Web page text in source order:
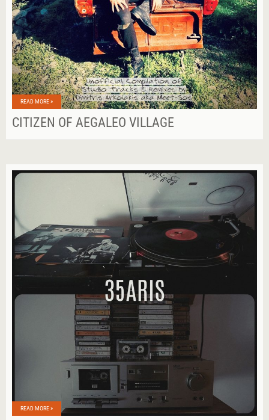
READ MORE »
CITIZEN OF AEGALEO VILLAGE
READ MORE »